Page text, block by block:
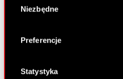
lokalizacji
Identyfikować
analizując
palca)
zgody
Niezbędne
Preferencje
Statystyka
korekta
Otrzymanie